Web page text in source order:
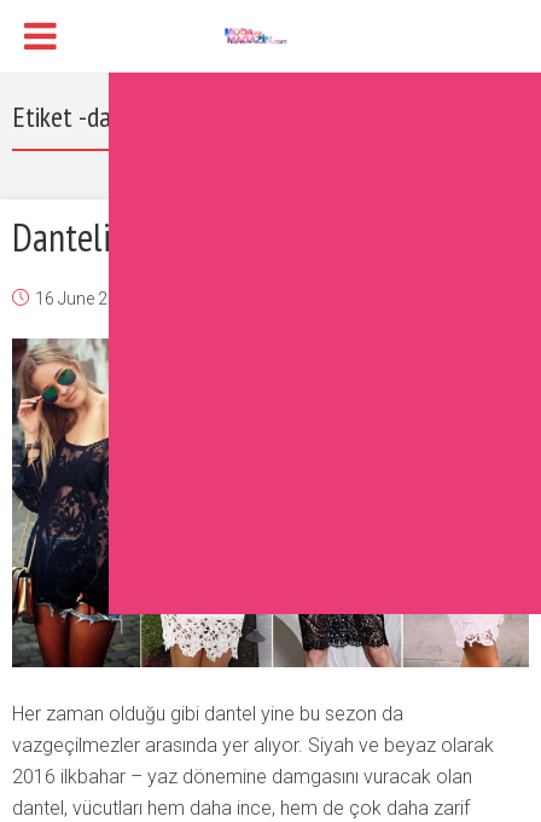
Etiket -dantel tshirt
Dantelin Transparan Büyüsü
16 June 2016
Her zaman olduğu gibi dantel yine bu sezon da
vazgeçilmezler arasında yer alıyor. Siyah ve beyaz olarak
2016 ilkbahar – yaz dönemine damgasını vuracak olan
dantel, vücutları hem daha ince, hem de çok daha zarif